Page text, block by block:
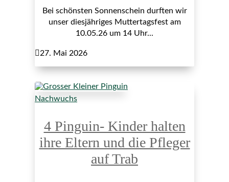
Bei schönsten Sonnenschein durften wir
unser diesjähriges Muttertagsfest am
10.05.26 um 14 Uhr...
27. Mai 2026
Nachwuchs
4 Pinguin- Kinder halten
ihre Eltern und die Pfleger
auf Trab